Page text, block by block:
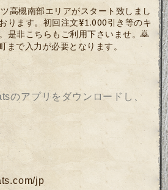
高槻南部エリアがスタート致しまし
ります。初回注文¥1.000引き等のキ
是非こちらもご利用下さいませ。🙇
で入力が必要となります。
のアプリをダウンロードし、
jp